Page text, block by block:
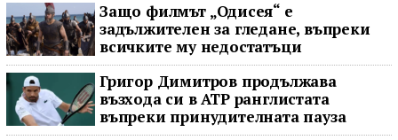
Защо филмът „Одисея“ е
задължителен за гледане, въпреки
всичките му недостатъци
Григор Димитров продължава
възхода си в ATP ранглистата
въпреки принудителната пауза